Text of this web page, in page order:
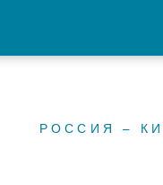
РОССИЯ –